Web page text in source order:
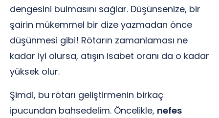
dengesini bulmasını sağlar. Düşünsenize, bir
şairin mükemmel bir dize yazmadan önce
düşünmesi gibi! Rötarın zamanlaması ne
kadar iyi olursa, atışın isabet oranı da o kadar
yüksek olur.
Şimdi, bu rötarı geliştirmenin birkaç
ipucundan bahsedelim. Öncelikle, nefes